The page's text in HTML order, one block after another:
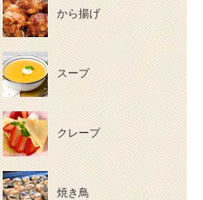
から揚げ
スープ
クレープ
焼き鳥